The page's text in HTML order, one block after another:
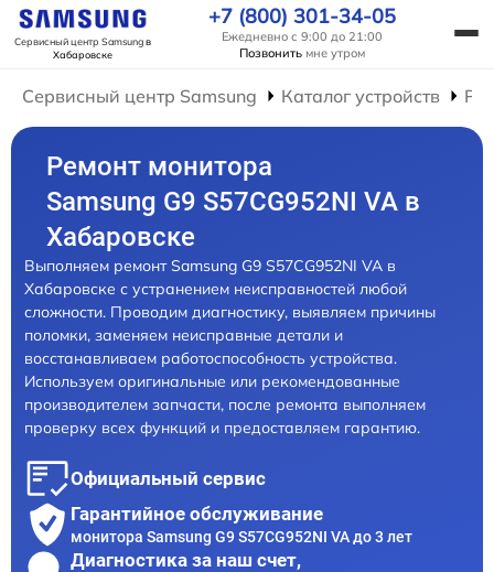
Сервисный центр Samsungв
Хабаровске
+7 (800) 301-34-05
Ежедневно с 9:00 до 21:00
Позвонить мне утром
Сервисный центр Samsung Каталог устройств
Ремонт монитора
Samsung G9 S57CG952NI VA в
Хабаровске
Выполняем ремонт Samsung G9 S57CG952NI VA в
Хабаровске с устранением неисправностей любой
сложности. Проводим диагностику, выявляем причины
поломки, заменяем неисправные детали и
восстанавливаем работоспособность устройства.
Используем оригинальные или рекомендованные
производителем запчасти, после ремонта выполняем
проверку всех функций и предоставляем гарантию.
Официальный сервис
Гарантийное обслуживание
монитора Samsung G9 S57CG952NI VA до 3 лет
Диагностика за наш счет,